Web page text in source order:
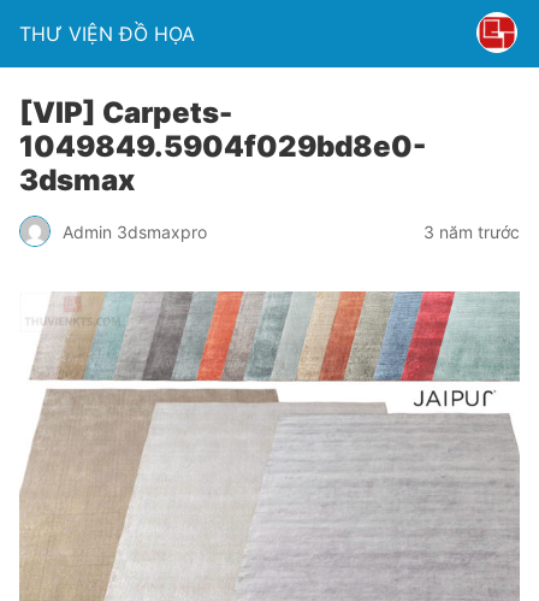
THƯ VIỆN ĐỒ HỌA
[VIP] Carpets-
1049849.5904f029bd8e0-
3dsmax
Admin 3dsmaxpro 3 năm trước